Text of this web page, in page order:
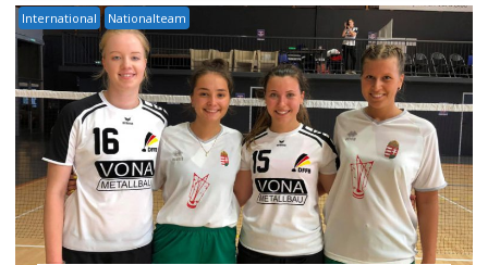
International Nationalteam